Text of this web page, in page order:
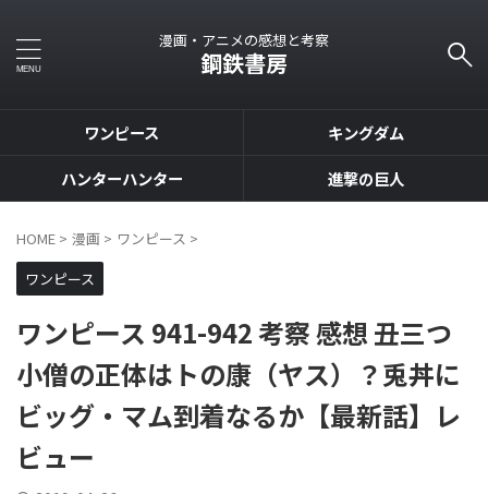
漫画・アニメの感想と考察
鋼鉄書房
ワンピース
キングダム
ハンターハンター
進撃の巨人
HOME > 漫画 > ワンピース >
ワンピース
ワンピース 941-942 考察 感想 丑三つ
小僧の正体はトの康（ヤス）？兎丼に
ビッグ・マム到着なるか【最新話】レ
ビュー